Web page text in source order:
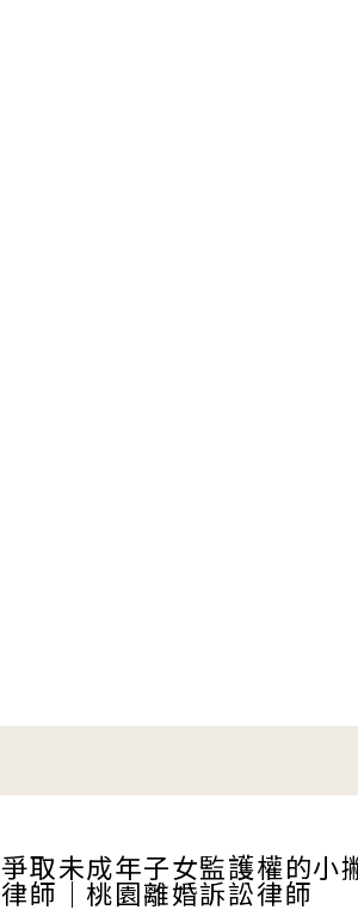
爭取未成年子女監護權的小
律師｜桃園離婚訴訟律師